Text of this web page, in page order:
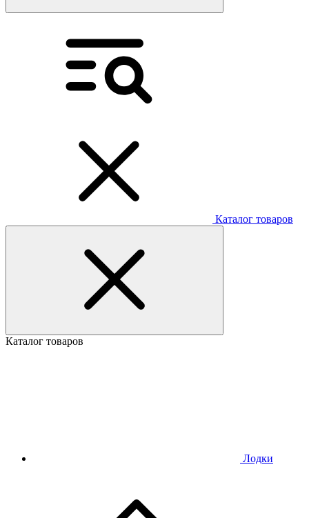
Каталог товаров
Каталог товаров
Лодки